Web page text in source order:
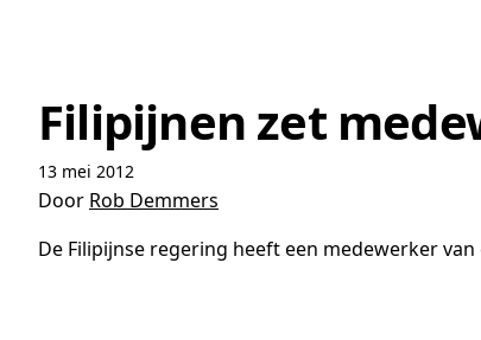
Filipijnen zet
13 mei 2012
Door Rob Demmers
De Filipijnse regering heeft een medewerker